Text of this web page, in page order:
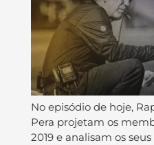
No episódio de hoje,
Pera projetam os
2019 e analisam os